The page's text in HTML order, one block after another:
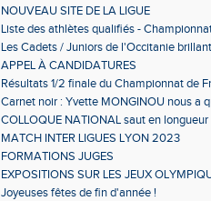
NOUVEAU SITE DE LA LIGUE
Liste des athlètes qualifiés -
Individuels en salle
Les Cadets / Juniors de l'Occitanie
APPEL À CANDIDATURES
Résultats 1/2 finale du Championnat de
Carnet noir : Yvette MONGINOU nous a
COLLOQUE NATIONAL saut en
MATCH INTER LIGUES LYON 2023
FORMATIONS JUGES
EXPOSITIONS SUR LES JEUX
Joyeuses fêtes de fin d'année !